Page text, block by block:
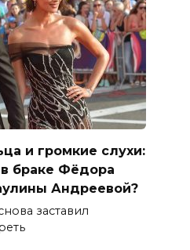
и громкие слухи:
браке Фёдора
Андреевой?
заставил